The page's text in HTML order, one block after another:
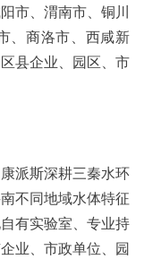
市、渭南市、铜川
、商洛市、西咸新
县企业、园区、市
派斯深耕三秦水环
不同地域水体特征
有实验室、专业持
业、市政单位、园